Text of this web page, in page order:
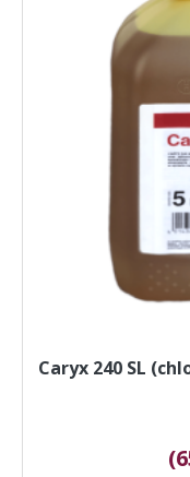
Caryx 240 SL